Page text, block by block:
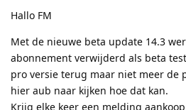
Hallo FM
Met de nieuwe beta update 14.3
abonnement verwijderd als beta
pro versie terug maar niet meer de
hier aub naar kijken hoe dat kan.
Krijg elke keer een melding